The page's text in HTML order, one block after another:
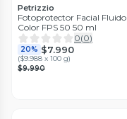
Petrizzio
Fotoprotector Facial Fluido
Color FPS 50 50 ml
0(0)
20% $7.990
($9.988 x 100 g)
$9.990